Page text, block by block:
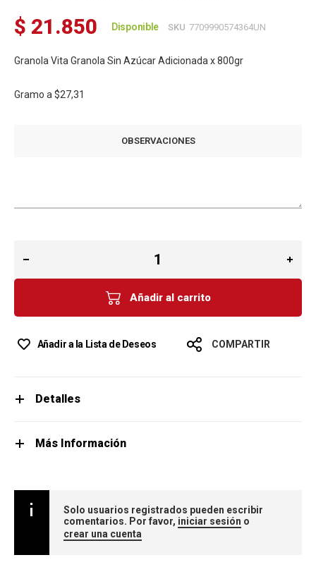
$ 21.850 Disponible SKU 7709990574364UN
Granola Vita Granola Sin Azúcar Adicionada x 800gr
Gramo a $27,31
OBSERVACIONES
Añadir al carrito
Añadir a la Lista de Deseos COMPARTIR
Detalles
Más Información
Solo usuarios registrados pueden escribir
comentarios. Por favor, iniciar sesión o
crear una cuenta